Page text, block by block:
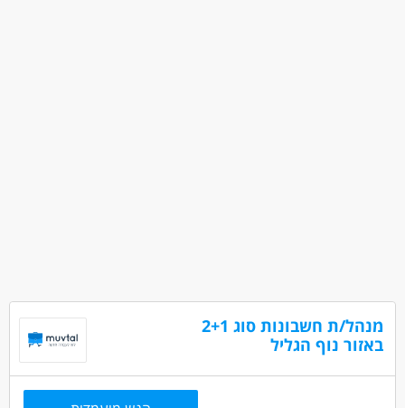
מנהל/ת חשבונות סוג 2+1
באזור נוף הגליל